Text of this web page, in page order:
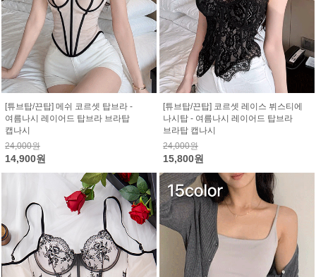
[튜브탑/끈탑] 메쉬 코르셋 탑브라 -
여름나시 레이어드 탑브라 브라탑
캡나시
24,000원
14,900원
[튜브탑/끈탑] 코르셋 레이스 뷔스티에
나시탑 - 여름나시 레이어드 탑브라
브라탑 캡나시
24,000원
15,800원